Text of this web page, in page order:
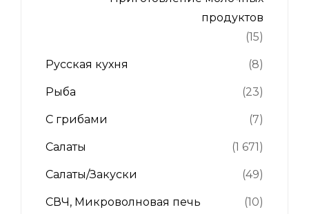
продуктов
(15)
Русская кухня (8)
Рыба (23)
С грибами (7)
Салаты (1 671)
Салаты/Закуски (49)
СВЧ, Микроволновая печь (10)